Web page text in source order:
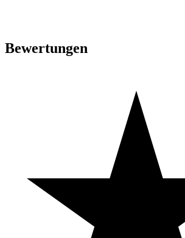
Bewertungen